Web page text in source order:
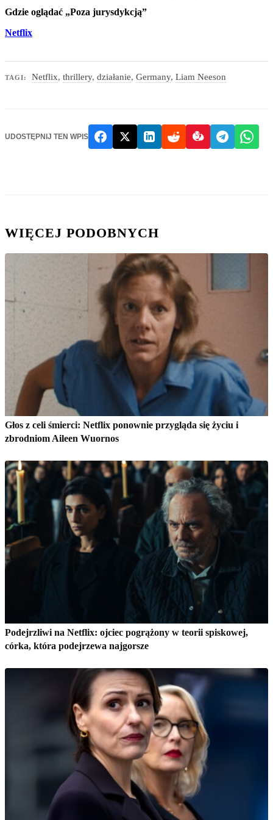
Gdzie oglądać „Poza jurysdykcją”
Netflix
TAGI: Netflix,thrillery,działanie,Germany,Liam Neeson
UDOSTĘPNIJ TEN WPIS
WIĘCEJ PODOBNYCH
Głos z celi śmierci: Netflix ponownie przygląda się życiu i
zbrodniom Aileen Wuornos
Podejrzliwi na Netflix: ojciec pogrążony w teorii spiskowej,
córka, która podejrzewa najgorsze